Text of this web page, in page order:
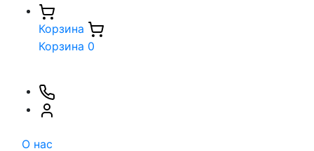
Корзина
Корзина 0
О нас